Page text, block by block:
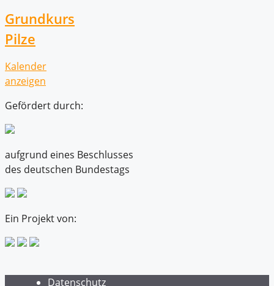
Grundkurs
Pilze
Kalender
anzeigen
Gefördert durch:
aufgrund eines Beschlusses
des deutschen Bundestags
Ein Projekt von:
Datenschutz